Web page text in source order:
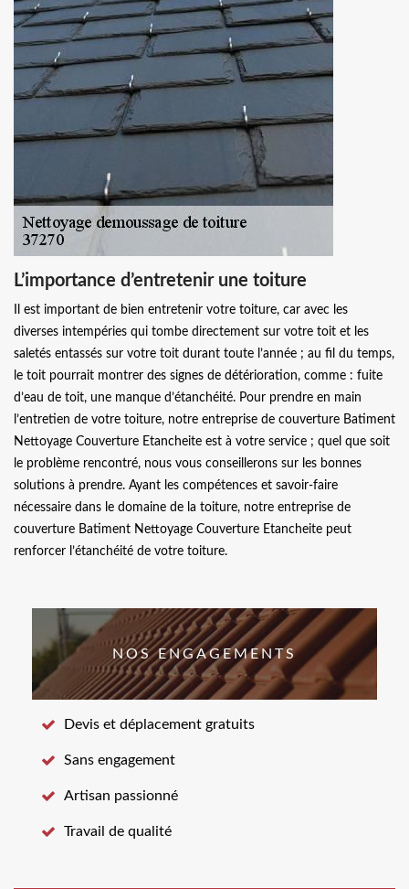
L’importance d’entretenir une toiture
Il est important de bien entretenir votre toiture, car avec les
diverses intempéries qui tombe directement sur votre toit et les
saletés entassés sur votre toit durant toute l’année ; au fil du temps,
le toit pourrait montrer des signes de détérioration, comme : fuite
d’eau de toit, une manque d’étanchéité. Pour prendre en main
l’entretien de votre toiture, notre entreprise de couverture Batiment
Nettoyage Couverture Etancheite est à votre service ; quel que soit
le problème rencontré, nous vous conseillerons sur les bonnes
solutions à prendre. Ayant les compétences et savoir-faire
nécessaire dans le domaine de la toiture, notre entreprise de
couverture Batiment Nettoyage Couverture Etancheite peut
renforcer l’étanchéité de votre toiture.
NOS ENGAGEMENTS
Devis et déplacement gratuits
Sans engagement
Artisan passionné
Travail de qualité